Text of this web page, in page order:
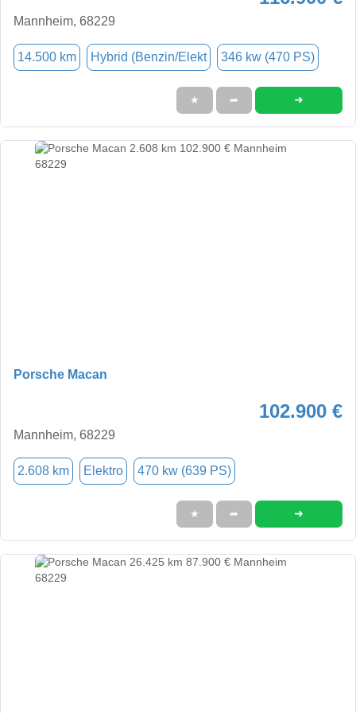
Mannheim, 68229
14.500 km Hybrid (Benzin/Elekt 346 kw (470 PS)
★ ➦ ➜
Porsche Macan
102.900 €
Mannheim, 68229
2.608 km Elektro 470 kw (639 PS)
★ ➦ ➜